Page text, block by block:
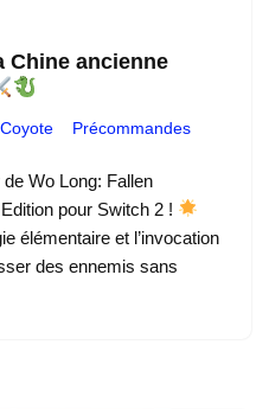
Chine ancienne
Coyote Précommandes
Wo Long: Fallen
pour Switch 2 !
élémentaire et l’invocation
des ennemis sans